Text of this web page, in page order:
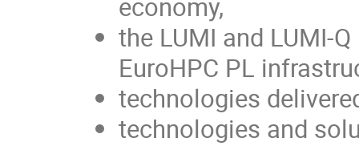
the LUMI and LUMI-
EuroHPC PL
technologies
technologies and